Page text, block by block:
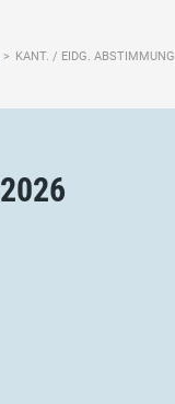
> KANT. / EIDG. ABSTIMMUNG
2026